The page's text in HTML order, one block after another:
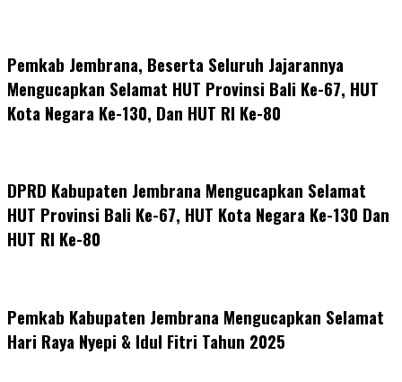
Pemkab Jembrana, Beserta Seluruh Jajarannya
Mengucapkan Selamat HUT Provinsi Bali Ke-67, HUT
Kota Negara Ke-130, Dan HUT RI Ke-80
DPRD Kabupaten Jembrana Mengucapkan Selamat
HUT Provinsi Bali Ke-67, HUT Kota Negara Ke-130 Dan
HUT RI Ke-80
Pemkab Kabupaten Jembrana Mengucapkan Selamat
Hari Raya Nyepi & Idul Fitri Tahun 2025